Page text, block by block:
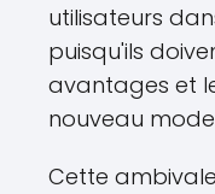
utilisateurs
puisqu'ils
avantages et
nouveau
Cette